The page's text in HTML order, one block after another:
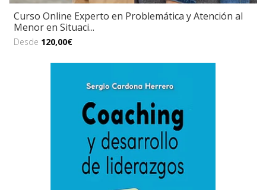
Curso Online Experto en Problemática y Atención al
Menor en Situaci...
Desde 120,00€